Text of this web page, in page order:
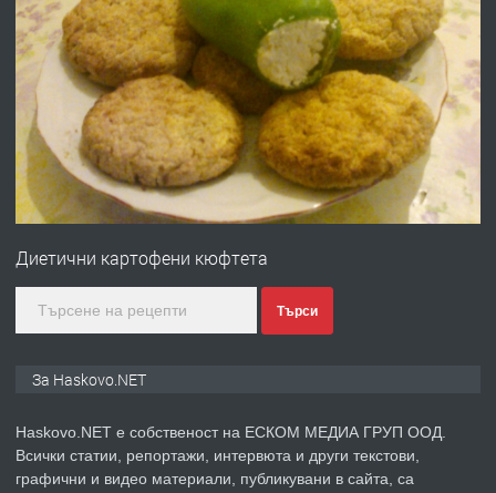
преди 4 дни
ПРЕДЛАГА
№4120 Магазин/Офис под наем в кв.
Любен Каравелов, Хасково-близо до
градската градина!
преди 4 дни
ПРЕДЛАГА
ПРОСТОРЕН ТРИСТАЕН
КУБА
преди 5 дни
Диетични картофени кюфтета
Търси
За Haskovo.NET
Haskovo.NET е собственост на ЕСКОМ МЕДИА ГРУП ООД.
Всички статии, репортажи, интервюта и други текстови,
графични и видео материали, публикувани в сайта, са